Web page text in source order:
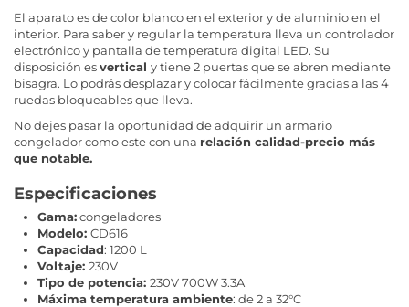
El aparato es de color blanco en el exterior y de aluminio en el
interior. Para saber y regular la temperatura lleva un controlador
electrónico y pantalla de temperatura digital LED. Su
disposición esvertical y tiene 2 puertas que se abren mediante
bisagra. Lo podrás desplazar y colocar fácilmente gracias a las 4
ruedas bloqueables que lleva.
No dejes pasar la oportunidad de adquirir un armario
congelador como este con una relación calidad-precio más
que notable.
Especificaciones
Gama:congeladores
Modelo: CD616
Capacidad: 1200 L
Voltaje: 230V
Tipo de potencia: 230V 700W 3.3A
Máxima temperatura ambiente: de 2 a 32°C